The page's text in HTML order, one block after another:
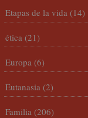
Etapas de la vida (14)
ética (21)
Europa (6)
Eutanasia (2)
Familia (206)